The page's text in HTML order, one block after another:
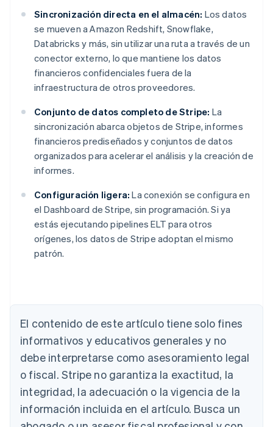
Sincronización directa en el almacén: Los datos
se mueven a Amazon Redshift, Snowflake,
Databricks y más, sin utilizar una ruta a través de un
conector externo, lo que mantiene los datos
financieros confidenciales fuera de la
infraestructura de otros proveedores.
Conjunto de datos completo de Stripe: La
sincronización abarca objetos de Stripe, informes
financieros prediseñados y conjuntos de datos
organizados para acelerar el análisis y la creación de
informes.
Configuración ligera: La conexión se configura en
el Dashboard de Stripe, sin programación. Si ya
estás ejecutando pipelines ELT para otros
orígenes, los datos de Stripe adoptan el mismo
patrón.
El contenido de este artículo tiene solo fines
informativos y educativos generales y no
debe interpretarse como asesoramiento legal
o fiscal. Stripe no garantiza la exactitud, la
integridad, la adecuación o la vigencia de la
información incluida en el artículo. Busca un
Alemania
DeutschEnglish
Australia
Austria
DeutschEnglish
Bélgica
Nederlands FrançaisDeutsch English